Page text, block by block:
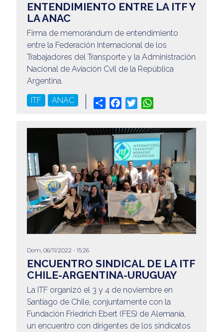
ENTENDIMIENTO ENTRE LA ITF Y
LA ANAC
Firma de memorándum de entendimiento
entre la Federación Internacional de los
Trabajadores del Transporte y la Administración
Nacional de Aviación Cvil de la República
Argentina.
ITF ANAC Share Facebook
Twitter
Dom, 06/11/2022 - 15:26
ENCUENTRO SINDICAL DE LA ITF
CHILE-ARGENTINA-URUGUAY
La ITF organizó el 3 y 4 de noviembre en
Santiago de Chile, conjuntamente con la
Fundación Friedrich Ebert (FES) de Alemania,
un encuentro con dirigentes de los sindicatos